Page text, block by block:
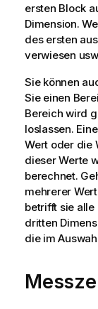
ersten Block
Dimension.
des ersten
verwiesen
Sie können
Sie einen
Bereich wird
loslassen.
Wert oder die
dieser Werte
berechnet.
mehrerer
betrifft sie
dritten
die im